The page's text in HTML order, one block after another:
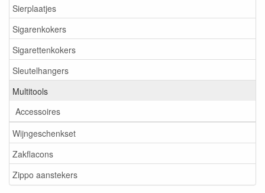
Sierplaatjes
Sigarenkokers
Sigarettenkokers
Sleutelhangers
Multitools
Accessoires
Wijngeschenkset
Zakflacons
Zippo aanstekers